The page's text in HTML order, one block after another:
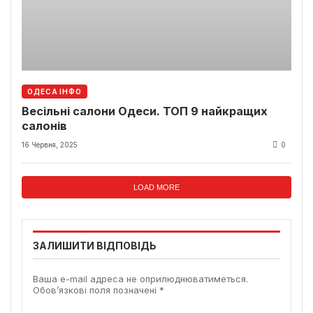
ОДЕСА ІНФО
Весільні салони Одеси. ТОП 9 найкращих
салонів
16 Червня, 2025 0
LOAD MORE
ЗАЛИШИТИ ВІДПОВІДЬ
Ваша e-mail адреса не оприлюднюватиметься.
Обов’язкові поля позначені *